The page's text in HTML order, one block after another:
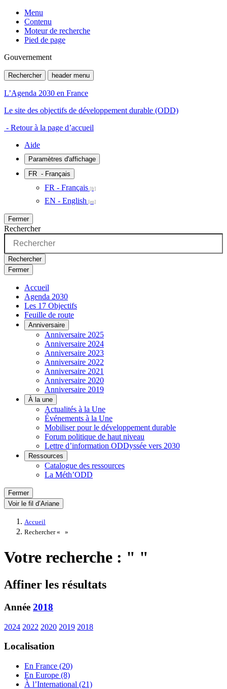
Menu
Contenu
Moteur de recherche
Pied de page
Gouvernement
Rechercher header menu
L’Agenda 2030 en France
Le site des objectifs de développement durable (ODD)
- Retour à la page d’accueil
Aide
Paramètres d'affichage
FR - Français
FR - Français
EN - English
Fermer
Rechercher
Rechercher
Fermer
Accueil
Agenda 2030
Les 17 Objectifs
Feuille de route
Anniversaire
Anniversaire 2025
Anniversaire 2024
Anniversaire 2023
Anniversaire 2022
Anniversaire 2021
Anniversaire 2020
Anniversaire 2019
À la une
Actualités à la Une
Événements à la Une
Mobiliser pour le développement durable
Forum politique de haut niveau
Lettre d’information ODDyssée vers 2030
Ressources
Catalogue des ressources
La Méth’ODD
Fermer
Voir le fil d’Ariane
Accueil
Rechercher «
»
Votre recherche : " "
Affiner les résultats
Année 2018
2024 2022 2020 2019 2018
Localisation
En France (20)
En Europe (8)
À l’International (21)